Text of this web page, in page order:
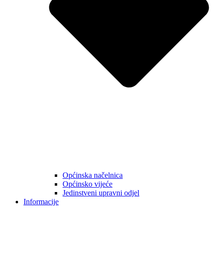
Općinska načelnica
Općinsko vijeće
Jedinstveni upravni odjel
Informacije